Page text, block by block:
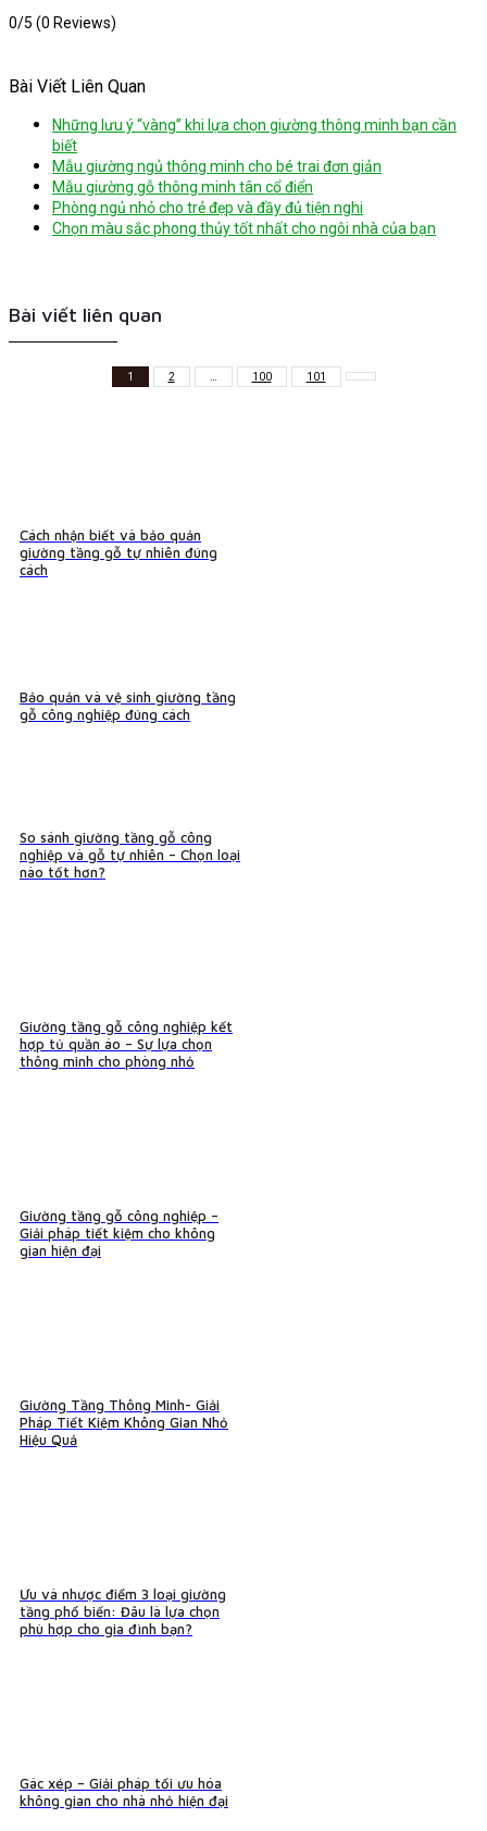
0/5 (0 Reviews)
Bài Viết Liên Quan
Những lưu ý “vàng” khi lựa chọn giường thông minh bạn cần
biết
Mẫu giường ngủ thông minh cho bé trai đơn giản
Mẫu giường gỗ thông minh tân cổ điển
Phòng ngủ nhỏ cho trẻ đẹp và đầy đủ tiện nghi
Chọn màu sắc phong thủy tốt nhất cho ngôi nhà của bạn
Bài viết liên quan
1 2 … 100 101
Cách nhận biết và bảo quản
giường tầng gỗ tự nhiên đúng
cách
Bảo quản và vệ sinh giường tầng
gỗ công nghiệp đúng cách
So sánh giường tầng gỗ công
nghiệp và gỗ tự nhiên – Chọn loại
nào tốt hơn?
Giường tầng gỗ công nghiệp kết
hợp tủ quần áo – Sự lựa chọn
thông minh cho phòng nhỏ
Giường tầng gỗ công nghiệp –
Giải pháp tiết kiệm cho không
gian hiện đại
Giường Tầng Thông Minh- Giải
Pháp Tiết Kiệm Không Gian Nhỏ
Hiệu Quả
Ưu và nhược điểm 3 loại giường
tầng phổ biến: Đâu là lựa chọn
phù hợp cho gia đình bạn?
Gác xép – Giải pháp tối ưu hóa
không gian cho nhà nhỏ hiện đại